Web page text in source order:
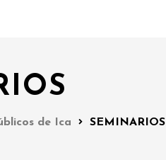
de Ica SEMINARIOS